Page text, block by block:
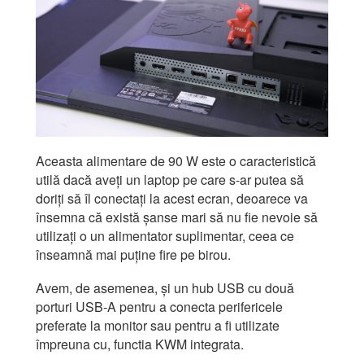
Aceasta alimentare de 90 W este o caracteristică
utilă dacă aveți un laptop pe care s-ar putea să
doriți să îl conectați la acest ecran, deoarece va
însemna că există șanse mari să nu fie nevoie să
utilizați o un alimentator suplimentar, ceea ce
înseamnă mai puține fire pe birou.
Avem, de asemenea, și un hub USB cu două
porturi USB-A pentru a conecta perifericele
preferate la monitor sau pentru a fi utilizate
împreuna cu, functia KWM integrata.